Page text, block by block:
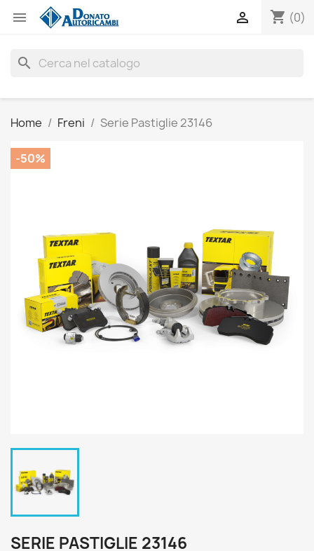
 shopping_cart (0)

search
Home Freni Serie Pastiglie 23146
-50%
SERIE PASTIGLIE 23146